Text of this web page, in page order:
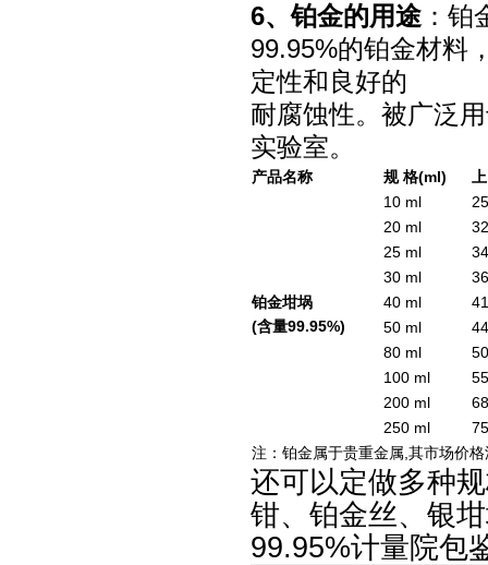
6、铂金的用途 ：
99.95%的铂金材料
定性和良好的
耐腐蚀性。被广泛
实验室。
产品名称 规 格(ml)
铂金坩埚
(含量99.95%)
10 ml
20 ml
25 ml
30 ml
40 ml
50 ml
80 ml
100 ml
200 ml
250 ml
注：铂金属于贵重金属,其市场价
还可以定做多种
钳、铂金丝、银
99.95%计量院包